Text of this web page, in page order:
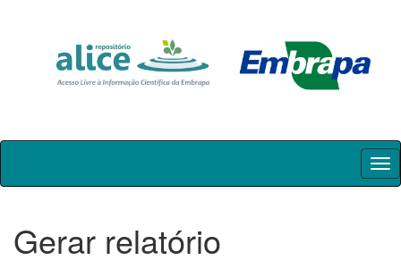
Skip
Gerar relatório